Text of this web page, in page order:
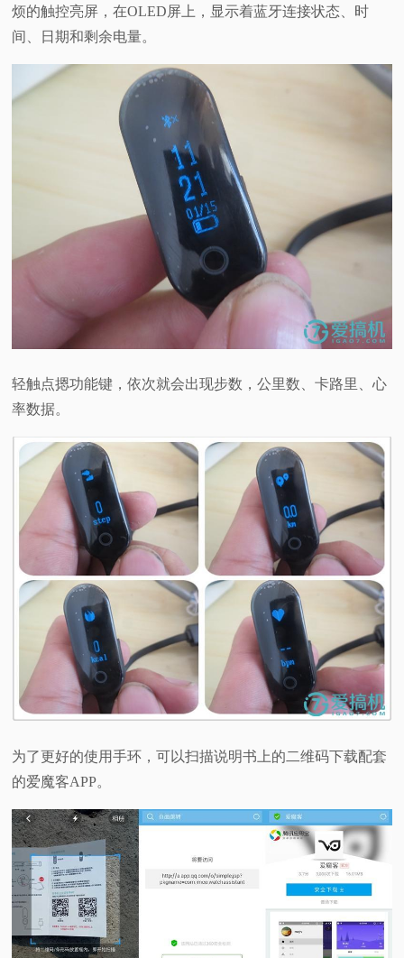
烦的触控亮屏，在OLED屏上，显示着蓝牙连接状态、时
间、日期和剩余电量。
轻触点摁功能键，依次就会出现步数，公里数、卡路里、心
率数据。
为了更好的使用手环，可以扫描说明书上的二维码下载配套
的爱魔客APP。